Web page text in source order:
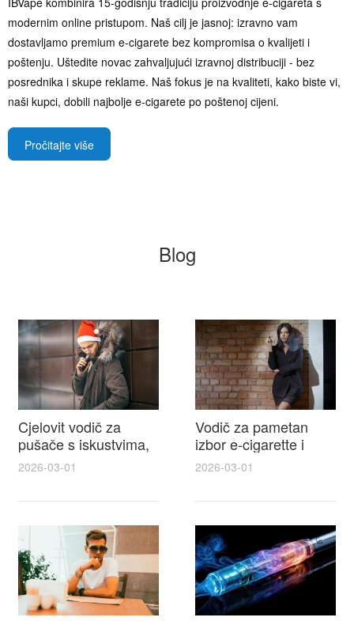
modernim online pristupom. Naš cilj je jasnoj: izravno vam
dostavljamo premium e-cigarete bez kompromisa o kvalijeti i
poštenju. Uštedite novac zahvaljujući izravnoj distribuciji - bez
posrednika i skupe reklame. Naš fokus je na kvaliteti, kako biste vi,
naši kupci, dobili najbolje e-cigarete po poštenoj cijeni.
Pročitajte više
Blog
Cjelovit vodič za
pušače s iskustvima,
recenzijama i
cigarette na e cigareta
2026-03-01
Vodič za pametan
izbor e-cigarette i
savjeti kako postići
elektronske cigarete
2026-03-01